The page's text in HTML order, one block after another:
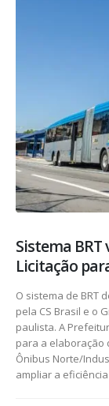
Sistema
Licitação
O sistema de BRT
pela CS Brasil e o
paulista. A
para a elaboração
Ônibus Norte/
ampliar a